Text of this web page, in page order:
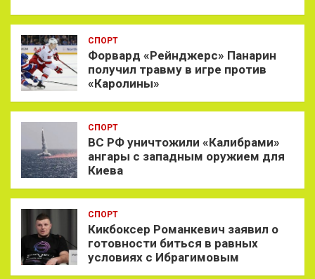
СПОРТ
Форвард «Рейнджерс» Панарин
получил травму в игре против
«Каролины»
СПОРТ
ВС РФ уничтожили «Калибрами»
ангары с западным оружием для
Киева
СПОРТ
Кикбоксер Романкевич заявил о
готовности биться в равных
условиях с Ибрагимовым